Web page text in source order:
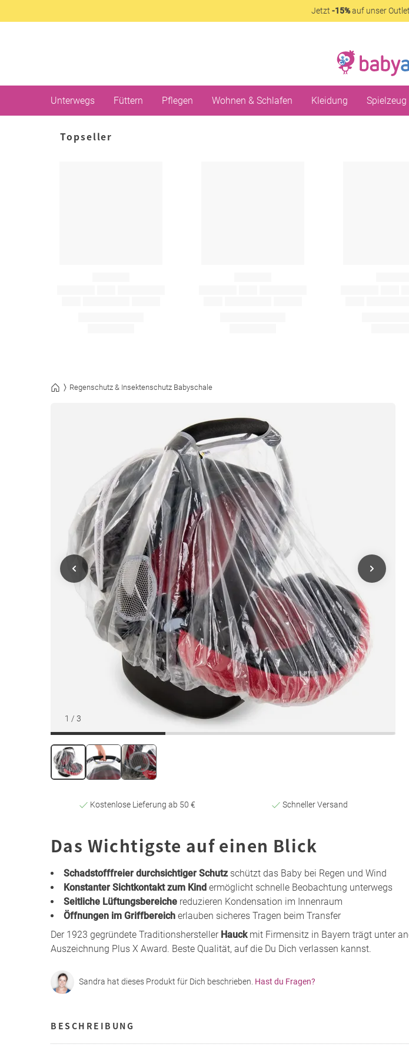
Jetzt -15%auf unser
Unterwegs Füttern Pflegen Wohnen & Schlafen Kleidung Spielzeug
Topseller
Regenschutz & Insektenschutz Babyschale
1 / 3
Kostenlose Lieferung ab 50 € Schneller Versand
Das Wichtigste auf einen Blick
Schadstofffreier durchsichtiger Schutzschützt das Baby bei Regen und Wind
Konstanter Sichtkontakt zum Kind ermöglicht schnelle Beobachtung unterwegs
Seitliche Lüftungsbereiche reduzieren Kondensation im Innenraum
Öffnungen im Griffbereich erlauben sicheres Tragen beim Transfer
Der 1923 gegründete Traditionshersteller Hauckmit Firmensitz in Bayern trägt unter
Auszeichnung Plus X Award. Beste Qualität, auf die Du Dich verlassen kannst.
Sandra hat dieses Produkt für Dich beschrieben. Hast du Fragen?
BESCHREIBUNG